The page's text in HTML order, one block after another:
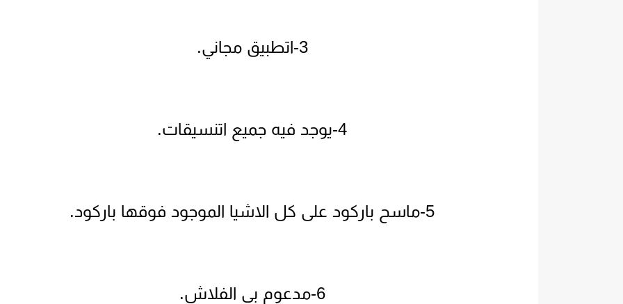
3-اتطبيق مجاني.
4-يوجد فيه جميع اتنسيقات.
5-ماسح باركود على كل الاشيا الموجود فوقها باركود.
6-مدعوم بي الفلاش.